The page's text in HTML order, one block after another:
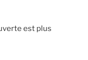
est plus